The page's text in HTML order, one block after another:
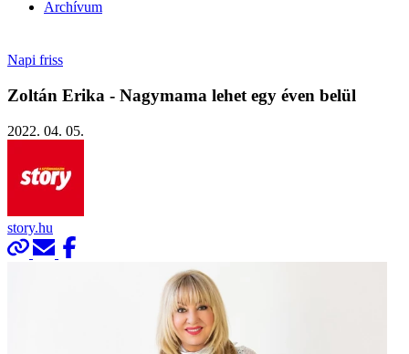
Archívum
Napi friss
Zoltán Erika - Nagymama lehet egy éven belül
2022. 04. 05.
story.hu